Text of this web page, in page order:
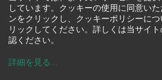
しています。クッキーの使用に同意い
ンをクリックし、クッキーポリシーに
リックしてください。詳しくは当サイト
認ください。
詳細を見る ...